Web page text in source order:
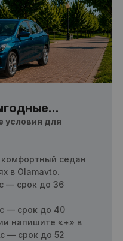
условия для
седан
в Olamavto.
— срок до 36
— срок до 40
— срок до 52
напишите «+» в